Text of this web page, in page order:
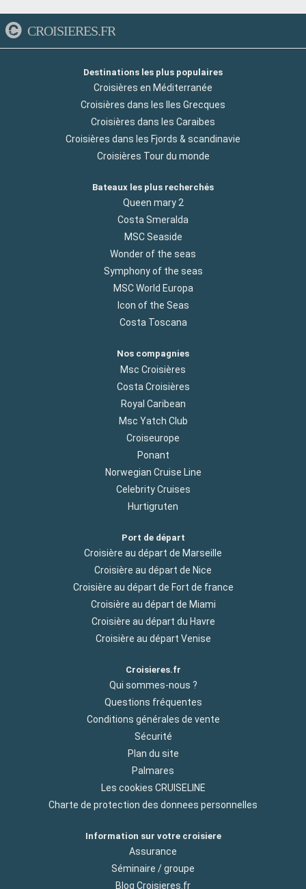
CROISIERES.FR
Destinations les plus populaires
Croisières en Méditerranée
Croisières dans les Iles Grecques
Croisières dans les Caraibes
Croisières dans les Fjords & scandinavie
Croisières Tour du monde
Bateaux les plus recherchés
Queen mary 2
Costa Smeralda
MSC Seaside
Wonder of the seas
Symphony of the seas
MSC World Europa
Icon of the Seas
Costa Toscana
Nos compagnies
Msc Croisières
Costa Croisières
Royal Caribean
Msc Yatch Club
Croiseurope
Ponant
Norwegian Cruise Line
Celebrity Cruises
Hurtigruten
Port de départ
Croisière au départ de Marseille
Croisière au départ de Nice
Croisière au départ de Fort de france
Croisière au départ de Miami
Croisière au départ du Havre
Croisière au départ Venise
Croisieres.fr
Qui sommes-nous ?
Questions fréquentes
Conditions générales de vente
Sécurité
Plan du site
Palmares
Les cookies CRUISELINE
Charte de protection des donnees personnelles
Information sur votre croisiere
Assurance
Séminaire / groupe
Blog Croisieres.fr